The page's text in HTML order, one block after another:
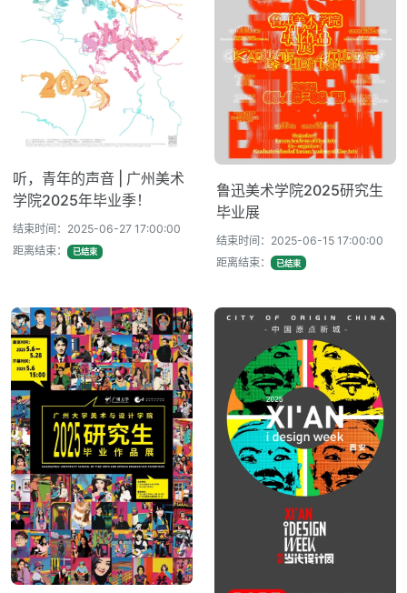
听，青年的声音 | 广州美术
学院2025年毕业季！
结束时间：2025-06-27 17:00:00
距离结束：
已结束
鲁迅美术学院2025研究生
毕业展
结束时间：2025-06-15 17:00:00
距离结束：
已结束